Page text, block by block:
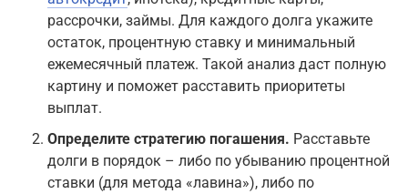
рассрочки, займы. Для каждого долга укажите
остаток, процентную ставку и минимальный
ежемесячный платеж. Такой анализ даст полную
картину и поможет расставить приоритеты
выплат.
Определите стратегию погашения. Расставьте
долги в порядок – либо по убыванию процентной
ставки (для метода «лавина»), либо по